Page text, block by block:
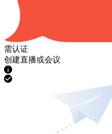
需认证
创建直播或会议